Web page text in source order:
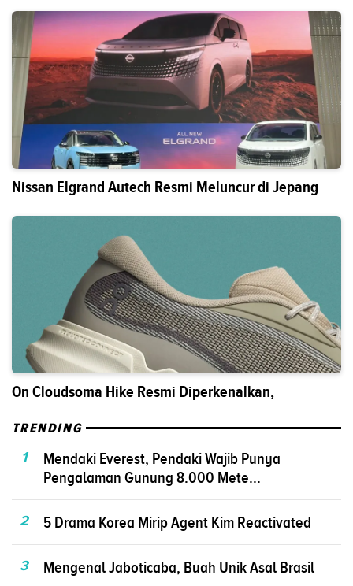
Nissan Elgrand Autech Resmi Meluncur di Jepang
On Cloudsoma Hike Resmi Diperkenalkan,
TRENDING
1
Mendaki Everest, Pendaki Wajib Punya
Pengalaman Gunung 8.000 Mete...
2 5 Drama Korea Mirip Agent Kim Reactivated
3 Mengenal Jaboticaba, Buah Unik Asal Brasil